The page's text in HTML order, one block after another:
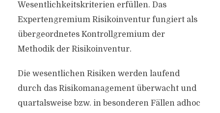
Wesentlichkeitskriterien erfüllen. Das
Expertengremium Risikoinventur fungiert als
übergeordnetes Kontrollgremium der
Methodik der Risikoinventur.
Die wesentlichen Risiken werden laufend
durch das Risikomanagement überwacht und
quartalsweise bzw. in besonderen Fällen adhoc